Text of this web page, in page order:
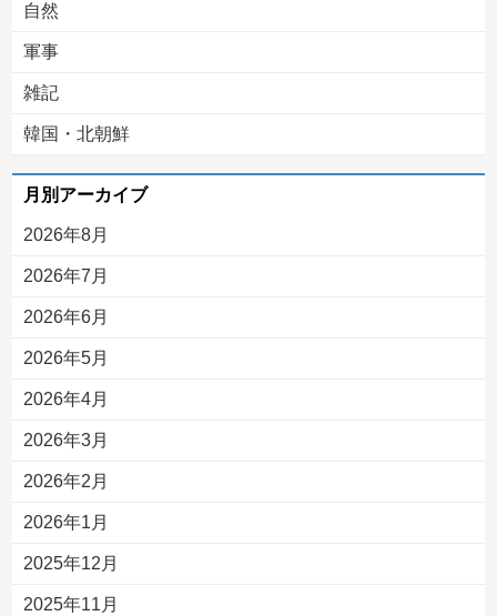
自然
軍事
雑記
韓国・北朝鮮
月別アーカイブ
2026年8月
2026年7月
2026年6月
2026年5月
2026年4月
2026年3月
2026年2月
2026年1月
2025年12月
2025年11月